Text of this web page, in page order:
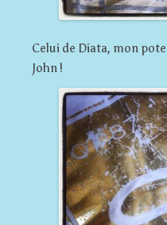
Celui de Diata, mon pote
John !